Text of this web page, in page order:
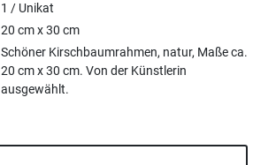
1 / Unikat
20 cm x 30 cm
Schöner Kirschbaumrahmen, natur, Maße ca.
20 cm x 30 cm. Von der Künstlerin
ausgewählt.